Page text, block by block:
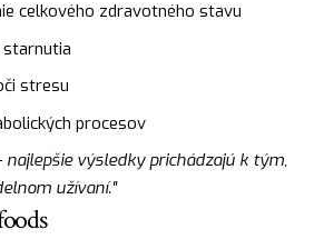
celkového zdravotného stavu
stresu
procesov
najlepšie výsledky prichádzajú k tým,
užívaní."